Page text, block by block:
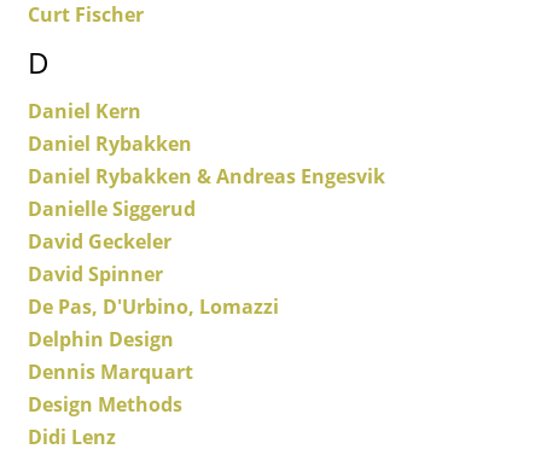
Tables de chevet et Accessoires de lit
Accessoires
Horloges
Miroirs
Figurines & Miniatures
Vases
Plateaux
Accessoires de bureau
Curt Fischer
D
Daniel Kern
Daniel Rybakken
Daniel Rybakken & Andreas Engesvik
Danielle Siggerud
David Geckeler
David Spinner
De Pas, D'Urbino, Lomazzi
Delphin Design
Dennis Marquart
Design Methods
Didi Lenz